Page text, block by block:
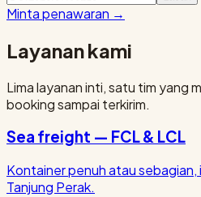
Minta penawaran →
Layanan kami
Lima layanan inti, satu tim yang
booking sampai terkirim.
Sea freight — FCL & LCL
Kontainer penuh atau sebagian,
Tanjung Perak.